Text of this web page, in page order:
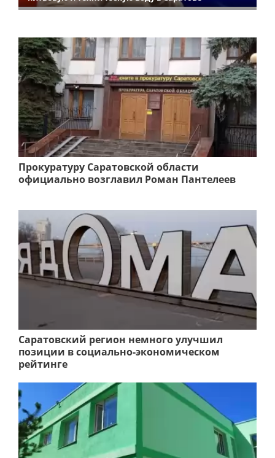
Прокуратуру Саратовской области
официально возглавил Роман Пантелеев
Саратовский регион немного улучшил
позиции в социально-экономическом
рейтинге